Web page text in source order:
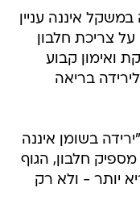
איננה עניין
צריכת חלבון
ואימון קבוע
בריאה
בשומן איננה
חלבון, הגוף
יותר - ולא רק